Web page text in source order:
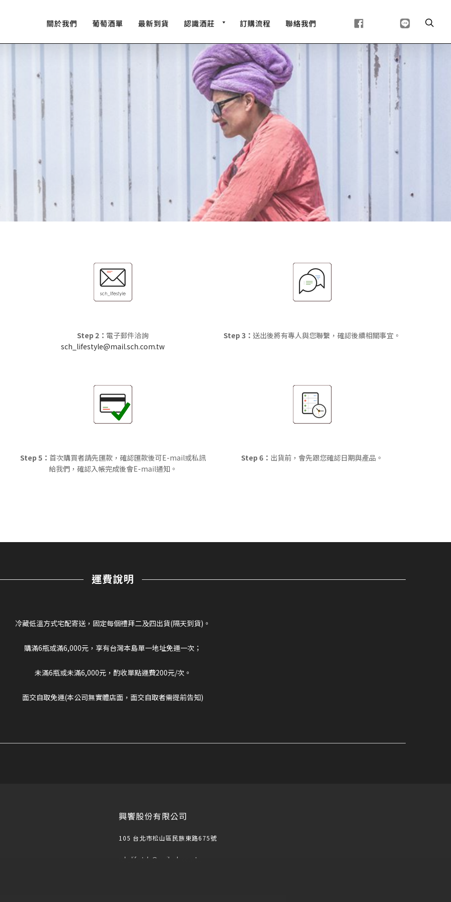
Step 2： 電子郵件洽詢
sch_lifestyle@mail.sch.com.tw
Step 3： 送出後將有專人與您聯繫，確認後續相關事宜。
Step 5： 首次購買者請先匯款，確認匯款後可E-mail或私訊
給我們，確認入帳完成後會E-mail通知。
Step 6： 出貨前，會先跟您確認日期與產品。
運費說明
冷藏低溫方式宅配寄送，固定每個禮拜二及四出貨(隔天到貨)。
購滿6瓶或滿6,000元，享有台灣本島單一地址免運一次；
未滿6瓶或未滿6,000元，酌收單點運費200元/次。
面交自取免運(本公司無實體店面，面交自取者需提前告知)
興饗股份有限公司
105 台北市松山區民族東路675號
sch_lifestyle@mail.sch.com.tw